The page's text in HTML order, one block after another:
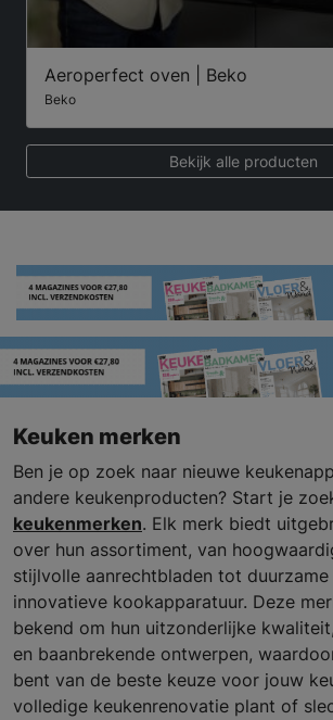
Aeroperfect oven | Beko
Beko
Bekijk alle producten
Keuken merken
Ben je op zoek naar nieuwe
andere keukenproducten? Start je
keukenmerken. Elk merk biedt
over hun assortiment, van
stijlvolle aanrechtbladen tot duurzame
innovatieve kookapparatuur. Deze
bekend om hun uitzonderlijke
en baanbrekende ontwerpen,
bent van de beste keuze voor jouw
volledige keukenrenovatie plant of